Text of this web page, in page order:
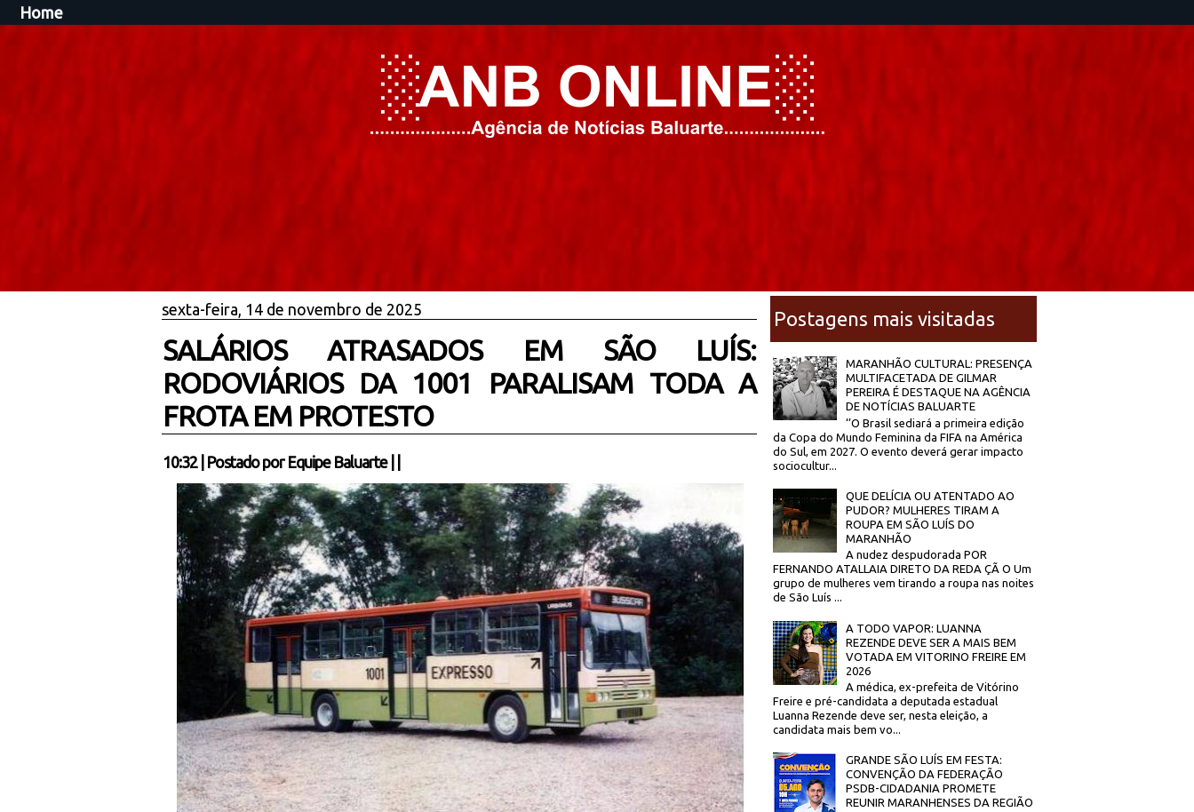
Home
sexta-feira, 14 de novembro de 2025
SALÁRIOS ATRASADOS EM SÃO LUÍS:
RODOVIÁRIOS DA 1001 PARALISAM TODA A
FROTA EM PROTESTO
10:32| Postado por Equipe Baluarte
Postagens mais visitadas
MARANHÃO CULTURAL: PRESENÇA
MULTIFACETADA DE GILMAR
PEREIRA É DESTAQUE NA AGÊNCIA
DE NOTÍCIAS BALUARTE
‘’O Brasil sediará a primeira edição
da Copa do Mundo Feminina da FIFA na América
do Sul, em 2027. O evento deverá gerar impacto
sociocultur...
QUE DELÍCIA OU ATENTADO AO
PUDOR? MULHERES TIRAM A
ROUPA EM SÃO LUÍS DO
MARANHÃO
A nudez despudorada POR
FERNANDO ATALLAIA DIRETO DA REDA ÇÃ O Um
grupo de mulheres vem tirando a roupa nas noites
de São Luís ...
A TODO VAPOR: LUANNA
REZENDE DEVE SER A MAIS BEM
VOTADA EM VITORINO FREIRE EM
2026
A médica, ex-prefeita de Vitórino
Freire e pré-candidata a deputada estadual
Luanna Rezende deve ser, nesta eleição, a
candidata mais bem vo...
GRANDE SÃO LUÍS EM FESTA:
CONVENÇÃO DA FEDERAÇÃO
PSDB-CIDADANIA PROMETE
REUNIR MARANHENSES DA REGIÃO